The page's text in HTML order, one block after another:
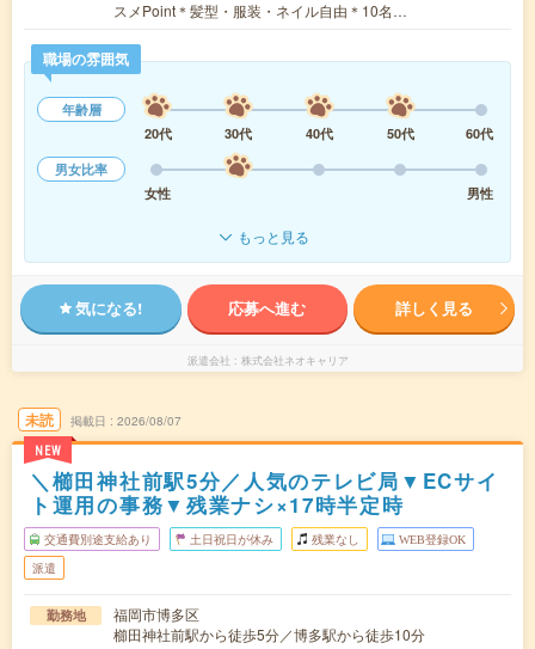
スメPoint＊髪型・服装・ネイル自由＊10名…
職場の雰囲気
年齢層
20代
30代 40代 50代
60代
男女比率
女性
男性
もっと見る
気になる! 応募へ進む 詳しく見る
派遣会社 株式会社ネオキャリア
未読
NEW
掲載日 2026/08/07
＼櫛田神社前駅5分／人気のテレビ局▼ECサイ
ト運用の事務▼残業ナシ×17時半定時
交通費別途支給あり 土日祝日が休み 残業なし WEB登録OK
派遣
勤務地
福岡市博多区
櫛田神社前駅から徒歩5分／博多駅から徒歩10分